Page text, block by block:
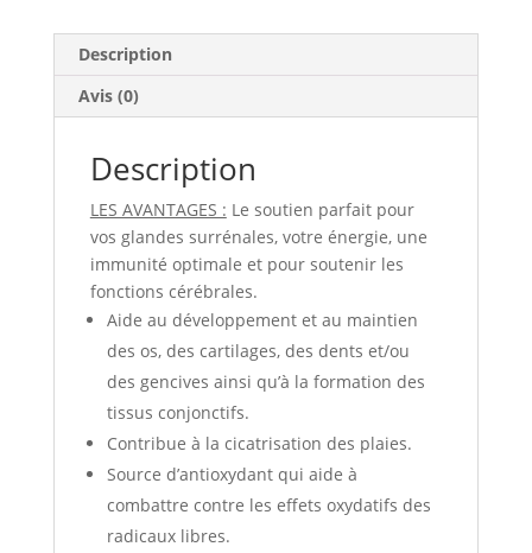
Description
Avis (0)
Description
LES AVANTAGES : Le soutien parfait pour
vos glandes surrénales, votre énergie, une
immunité optimale et pour soutenir les
fonctions cérébrales.
Aide au développement et au maintien
des os, des cartilages, des dents et/ou
des gencives ainsi qu’à la formation des
tissus conjonctifs.
Contribue à la cicatrisation des plaies.
Source d’antioxydant qui aide à
combattre contre les effets oxydatifs des
radicaux libres.